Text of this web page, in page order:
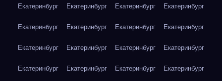
Екатеринбург Екатеринбург Екатеринбург Екатеринбург
Екатеринбург Екатеринбург Екатеринбург Екатеринбург
Екатеринбург Екатеринбург Екатеринбург Екатеринбург
Екатеринбург Екатеринбург Екатеринбург Екатеринбург